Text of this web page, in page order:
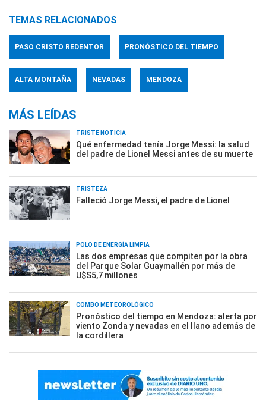
TEMAS RELACIONADOS
PASO CRISTO REDENTOR PRONÓSTICO DEL TIEMPO
ALTA MONTAÑA NEVADAS MENDOZA
MÁS LEÍDAS
TRISTE NOTICIA
Qué enfermedad tenía Jorge Messi: la salud
del padre de Lionel Messi antes de su muerte
TRISTEZA
Falleció Jorge Messi, el padre de Lionel
POLO DE ENERGÍA LIMPIA
Las dos empresas que compiten por la obra
del Parque Solar Guaymallén por más de
U$S5,7 millones
COMBO METEOROLÓGICO
Pronóstico del tiempo en Mendoza: alerta por
viento Zonda y nevadas en el llano además de
la cordillera